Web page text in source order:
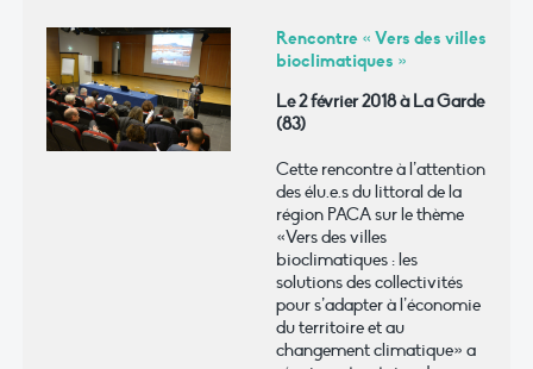
Rencontre « Vers des villes
bioclimatiques »
Le 2 février 2018 à La Garde
(83)
Cette rencontre à l’attention
des élu.e.s du littoral de la
région PACA sur le thème
«Vers des villes
bioclimatiques : les
solutions des collectivités
pour s’adapter à l’économie
du territoire et au
changement climatique» a